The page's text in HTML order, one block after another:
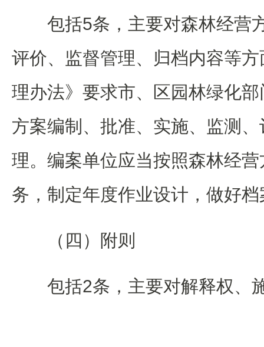
包括5条，主要对森林经营
评价、监督管理、归档内容等
理办法》要求市、区园林绿化
方案编制、批准、实施、监测
理。编案单位应当按照森林经
务，制定年度作业设计，做好
（四）附则
包括2条，主要对解释权、